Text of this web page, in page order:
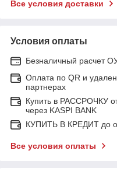
Все условия доставки
Условия оплаты
Безналичный расчет
Оплата по QR и
партнерах
Купить в РАССРОЧКУ
через KASPI BANK
КУПИТЬ В КРЕДИТ до
Все условия оплаты